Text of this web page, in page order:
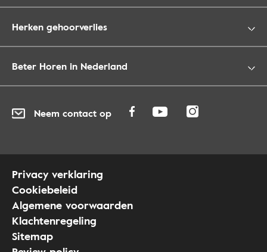
Herken gehoorverlies
Beter Horen in Nederland
Neem contact op
Privacy verklaring
Cookiebeleid
Algemene voorwaarden
Klachtenregeling
Sitemap